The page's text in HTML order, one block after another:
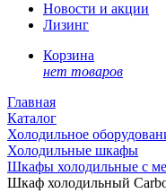
Новости и акции
Лизинг
Корзина
нет товаров
Главная
Каталог
Холодильное
Холодильные шкафы
Шкафы холодильные с
Шкаф холодильный